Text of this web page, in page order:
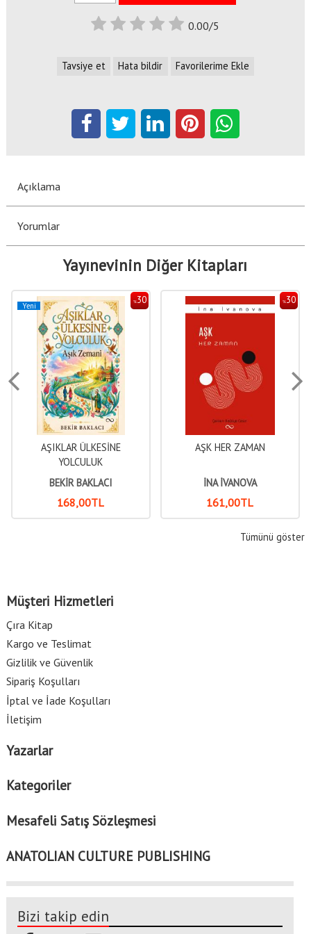
0.00/5
Tavsiye et Hata bildir Favorilerime Ekle
Açıklama
Yorumlar
Yayınevinin Diğer Kitapları
%30
Yeni
AŞIKLAR ÜLKESİNE
YOLCULUK
BEKİR BAKLACI
168,00TL
%30
AŞK HER ZAMAN
İNA İVANOVA
161,00TL
Tümünü göster
Müşteri Hizmetleri
Çıra Kitap
Kargo ve Teslimat
Gizlilik ve Güvenlik
Sipariş Koşulları
İptal ve İade Koşulları
İletişim
Yazarlar
Kategoriler
Mesafeli Satış Sözleşmesi
ANATOLIAN CULTURE PUBLISHING
Bizi takip edin